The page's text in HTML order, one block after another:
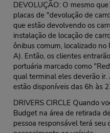
DEVOLUÇÃO: O mesmo
placas de "devolução de
que estão devolvendo os
instalação de locação de
ônibus comum, localizado
A). Então, os clientes
portuária marcado como
qual terminal eles deverão
estão disponíveis das 6h às
DRIVERS CIRCLE Quando
Budget na área de retirada
pessoa responsável terá